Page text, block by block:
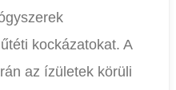
kockázatokat. A
az ízületek körüli